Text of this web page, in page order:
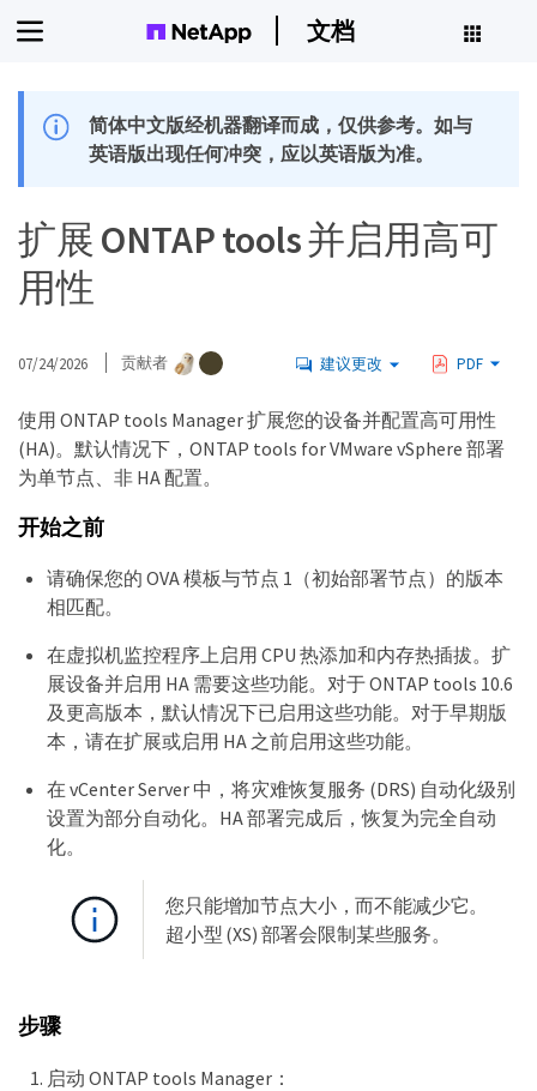
文档
简体中文版经机器翻译而成，仅供参考。如与
英语版出现任何冲突，应以英语版为准。
扩展 ONTAP tools 并启用高可
用性
07/24/2026 贡献者 建议更改 PDF
使用 ONTAP tools Manager 扩展您的设备并配置高可用性
(HA)。默认情况下，ONTAP tools for VMware vSphere 部署
为单节点、非 HA 配置。
开始之前
请确保您的 OVA 模板与节点 1（初始部署节点）的版本
相匹配。
在虚拟机监控程序上启用 CPU 热添加和内存热插拔。扩
展设备并启用 HA 需要这些功能。对于 ONTAP tools 10.6
及更高版本，默认情况下已启用这些功能。对于早期版
本，请在扩展或启用 HA 之前启用这些功能。
在 vCenter Server 中，将灾难恢复服务 (DRS) 自动化级别
设置为部分自动化。HA 部署完成后，恢复为完全自动
化。
您只能增加节点大小，而不能减少它。
超小型 (XS) 部署会限制某些服务。
步骤
启动 ONTAP tools Manager：